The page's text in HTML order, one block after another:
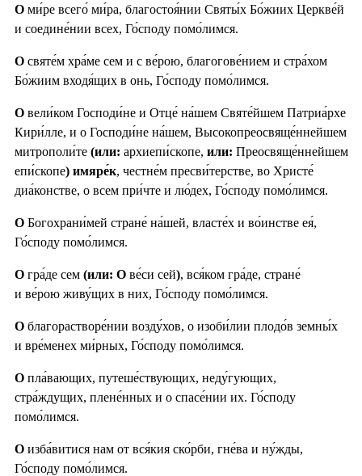
О ми́ре всего́ ми́ра, благостоя́нии Святы́х Бо́жиих Церкве́й
и соедине́нии всех, Го́споду помо́лимся.
О святе́м хра́ме сем и с ве́рою, благогове́нием и стра́хом
Бо́жиим входя́щих в онь, Го́споду помо́лимся.
О вели́ком Господи́не и Отце́ на́шем Святе́йшем Патриа́рхе
Кири́лле, и о Господи́не на́шем, Высокопреосвяще́ннейшем
митрополи́те (или: архиепи́скопе, или: Преосвяще́ннейшем
епи́скопе) имяре́к, честне́м пресви́терстве, во Христе́
диа́констве, о всем при́чте и лю́дех, Го́споду помо́лимся.
О Богохрани́мей стране́ на́шей, власте́х и во́инстве ея́,
Го́споду помо́лимся.
О гра́де сем (или: О ве́си сей), вся́ком гра́де, стране́
и ве́рою живу́щих в них, Го́споду помо́лимся.
О благорастворе́нии возду́хов, о изоби́лии плодо́в земны́х
и вре́менех ми́рных, Го́споду помо́лимся.
О пла́вающих, путеше́ствующих, неду́гующих,
стра́ждущих, плене́нных и о спасе́нии их. Го́споду
помо́лимся.
О изба́витися нам от вся́кия ско́рби, гне́ва и ну́жды,
Го́споду помо́лимся.